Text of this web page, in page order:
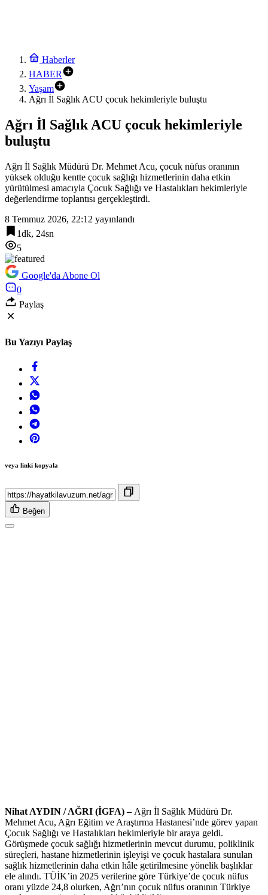
Haberler
HABER
Yaşam
Ağrı İl Sağlık ACU çocuk hekimleriyle buluştu
Ağrı İl Sağlık ACU çocuk hekimleriyle
buluştu
Ağrı İl Sağlık Müdürü Dr. Mehmet Acu, çocuk nüfus oranının
yüksek olduğu kentte çocuk sağlığı hizmetlerinin daha etkin
yürütülmesi amacıyla Çocuk Sağlığı ve Hastalıkları hekimleriyle
değerlendirme toplantısı gerçekleştirdi.
8 Temmuz 2026, 22:12 yayınlandı
1dk, 24sn
5
Google'da Abone Ol
0
Paylaş
Bu Yazıyı Paylaş
veya linki kopyala
Beğen
Nihat AYDIN / AĞRI (İGFA) – Ağrı İl Sağlık Müdürü Dr.
Mehmet Acu, Ağrı Eğitim ve Araştırma Hastanesi’nde görev yapan
Çocuk Sağlığı ve Hastalıkları hekimleriyle bir araya geldi.
Görüşmede çocuk sağlığı hizmetlerinin mevcut durumu, poliklinik
süreçleri, hastane hizmetlerinin işleyişi ve çocuk hastalara sunulan
sağlık hizmetlerinin daha etkin hâle getirilmesine yönelik başlıklar
ele alındı. TÜİK’in 2025 verilerine göre Türkiye’de çocuk nüfus
oranı yüzde 24,8 olurken, Ağrı’nın çocuk nüfus oranının Türkiye